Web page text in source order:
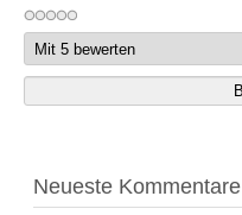
Neueste Kommentare